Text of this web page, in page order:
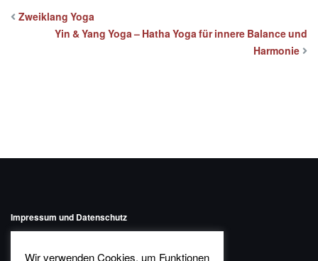
Zweiklang Yoga
Yin & Yang Yoga – Hatha Yoga für innere Balance und
Harmonie
Impressum und Datenschutz
Wir verwenden Cookies, um Funktionen